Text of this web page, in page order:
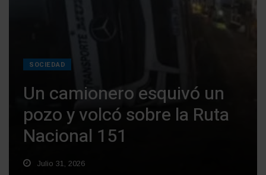
SOCIEDAD
Un camionero esquivó un
pozo y volcó sobre la Ruta
Nacional 151
Julio 31, 2026